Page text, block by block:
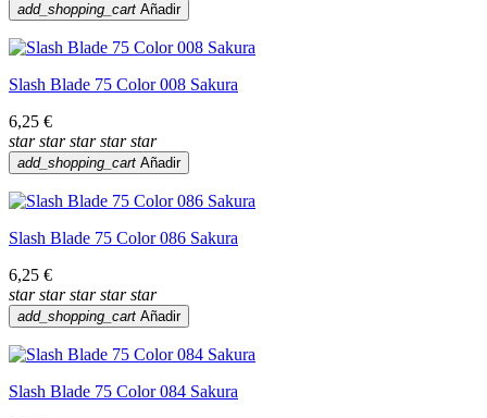
add_shopping_cart Añadir
Slash Blade 75 Color 008 Sakura
6,25 €
star star star star star
add_shopping_cart Añadir
Slash Blade 75 Color 086 Sakura
6,25 €
star star star star star
add_shopping_cart Añadir
Slash Blade 75 Color 084 Sakura